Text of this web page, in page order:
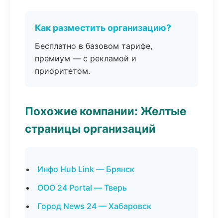
Как разместить организацию?
Бесплатно в базовом тарифе,
премиум — с рекламой и
приоритетом.
Похожие компании: Желтые
страницы организаций
Инфо Hub Link — Брянск
ООО 24 Portal — Тверь
Город News 24 — Хабаровск